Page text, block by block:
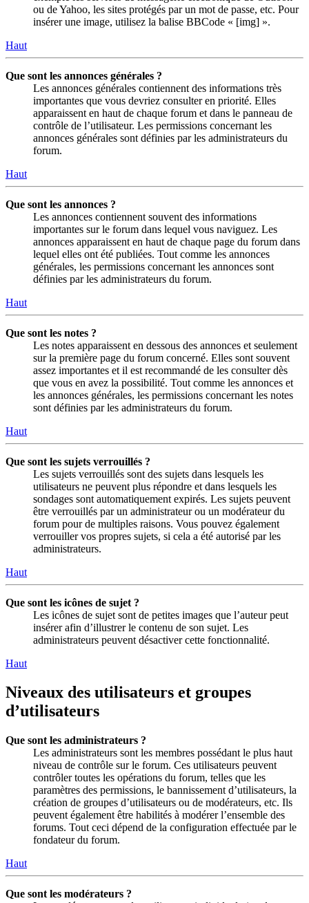
ou de Yahoo, les sites protégés par un mot de passe, etc. Pour
insérer une image, utilisez la balise BBCode « [img] ».
Haut
Que sont les annonces générales ?
Les annonces générales contiennent des informations très
importantes que vous devriez consulter en priorité. Elles
apparaissent en haut de chaque forum et dans le panneau de
contrôle de l’utilisateur. Les permissions concernant les
annonces générales sont définies par les administrateurs du
forum.
Haut
Que sont les annonces ?
Les annonces contiennent souvent des informations
importantes sur le forum dans lequel vous naviguez. Les
annonces apparaissent en haut de chaque page du forum dans
lequel elles ont été publiées. Tout comme les annonces
générales, les permissions concernant les annonces sont
définies par les administrateurs du forum.
Haut
Que sont les notes ?
Les notes apparaissent en dessous des annonces et seulement
sur la première page du forum concerné. Elles sont souvent
assez importantes et il est recommandé de les consulter dès
que vous en avez la possibilité. Tout comme les annonces et
les annonces générales, les permissions concernant les notes
sont définies par les administrateurs du forum.
Haut
Que sont les sujets verrouillés ?
Les sujets verrouillés sont des sujets dans lesquels les
utilisateurs ne peuvent plus répondre et dans lesquels les
sondages sont automatiquement expirés. Les sujets peuvent
être verrouillés par un administrateur ou un modérateur du
forum pour de multiples raisons. Vous pouvez également
verrouiller vos propres sujets, si cela a été autorisé par les
administrateurs.
Haut
Que sont les icônes de sujet ?
Les icônes de sujet sont de petites images que l’auteur peut
insérer afin d’illustrer le contenu de son sujet. Les
administrateurs peuvent désactiver cette fonctionnalité.
Haut
Niveaux des utilisateurs et groupes
d’utilisateurs
Que sont les administrateurs ?
Les administrateurs sont les membres possédant le plus haut
niveau de contrôle sur le forum. Ces utilisateurs peuvent
contrôler toutes les opérations du forum, telles que les
paramètres des permissions, le bannissement d’utilisateurs, la
création de groupes d’utilisateurs ou de modérateurs, etc. Ils
peuvent également être habilités à modérer l’ensemble des
forums. Tout ceci dépend de la configuration effectuée par le
fondateur du forum.
Haut
Que sont les modérateurs ?